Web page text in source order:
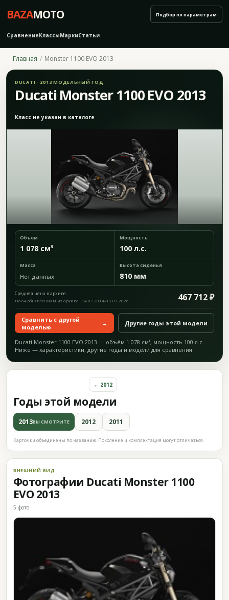
BAZAMOTO
СравнениеКлассыМаркиСтатьи
Подбор по параметрам
Главная Monster 1100 EVO 2013
DUCATI · 2013 МОДЕЛЬНЫЙ ГОД
Ducati Monster 1100 EVO 2013
Класс не указан в каталоге
Объём
1 078 см³
Мощность
100 л.с.
Масса
Нет данных
Высота сиденья
810 мм
Средняя цена в архиве 467 712 ₽
По 64 объявлениям из архива · 14.07.2014–19.07.2026
Сравнить с другой
моделью
→ Другие годы этой модели
Ducati Monster 1100 EVO 2013 — объём 1 078 см³, мощность 100 л.с..
Ниже — характеристики, другие годы и модели для сравнения.
Годы этой модели
← 2012
2013ВЫ СМОТРИТЕ 2012 2011
Карточки объединены по названию. Поколение и комплектация могут отличаться.
ВНЕШНИЙ ВИД
Фотографии Ducati Monster 1100
EVO 2013
5 фото